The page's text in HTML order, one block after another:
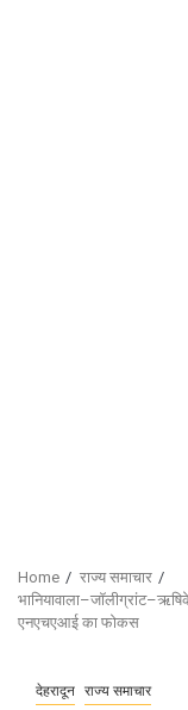
Home
राज्य समाचार
एनएचएआई का फोकस
देहरादून राज्य समाचार